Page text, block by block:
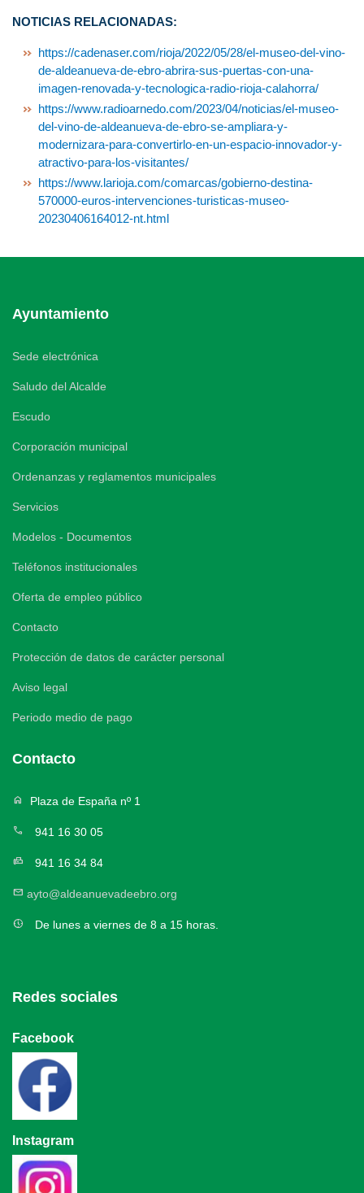
NOTICIAS RELACIONADAS:
https://cadenaser.com/rioja/2022/05/28/el-museo-del-vino-
de-aldeanueva-de-ebro-abrira-sus-puertas-con-una-
imagen-renovada-y-tecnologica-radio-rioja-calahorra/
https://www.radioarnedo.com/2023/04/noticias/el-museo-
del-vino-de-aldeanueva-de-ebro-se-ampliara-y-
modernizara-para-convertirlo-en-un-espacio-innovador-y-
atractivo-para-los-visitantes/
https://www.larioja.com/comarcas/gobierno-destina-
570000-euros-intervenciones-turisticas-museo-
20230406164012-nt.html
Ayuntamiento
Sede electrónica
Saludo del Alcalde
Escudo
Corporación municipal
Ordenanzas y reglamentos municipales
Servicios
Modelos - Documentos
Teléfonos institucionales
Oferta de empleo público
Contacto
Protección de datos de carácter personal
Aviso legal
Periodo medio de pago
Contacto
home Plaza de España nº 1
call 941 16 30 05
fax 941 16 34 84
mail ayto@aldeanuevadeebro.org
nest_clock_farsight_analog De lunes a viernes de 8 a 15 horas.
Redes sociales
Facebook
Instagram